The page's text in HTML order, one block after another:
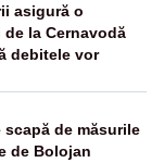
asigură o
la Cernavodă
debitele vor
scapă de măsurile
de Bolojan